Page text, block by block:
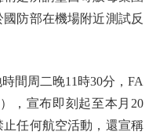
防部在機場附近測試反
周二晚11時30分，FA
，宣布即刻起至本月20
任何航空活動，還宣稱